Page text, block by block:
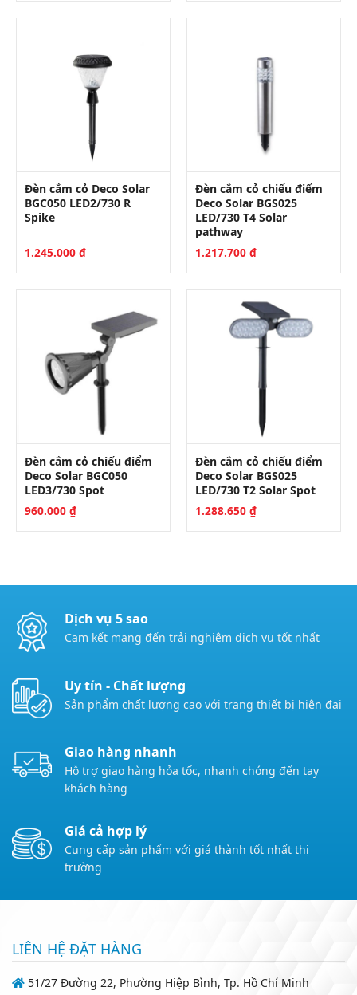
Đèn cắm cỏ Deco Solar
BGC050 LED2/730 R
Spike
1.245.000 ₫
Đèn cắm cỏ chiếu điểm
Deco Solar BGS025
LED/730 T4 Solar
pathway
1.217.700 ₫
Đèn cắm cỏ chiếu điểm
Deco Solar BGC050
LED3/730 Spot
960.000 ₫
Đèn cắm cỏ chiếu điểm
Deco Solar BGS025
LED/730 T2 Solar Spot
1.288.650 ₫
Dịch vụ 5 sao
Cam kết mang đến trải nghiệm dịch vụ tốt nhất
Uy tín - Chất lượng
Sản phẩm chất lượng cao với trang thiết bị hiện đại
Giao hàng nhanh
Hỗ trợ giao hàng hỏa tốc, nhanh chóng đến tay
khách hàng
Giá cả hợp lý
Cung cấp sản phẩm với giá thành tốt nhất thị
trường
LIÊN HỆ ĐẶT HÀNG
51/27 Đường 22, Phường Hiệp Bình, Tp. Hồ Chí Minh